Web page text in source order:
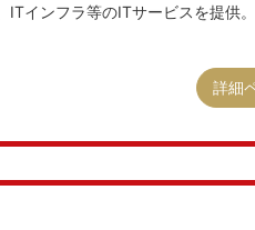
インフラ等のITサービスを提供
詳細